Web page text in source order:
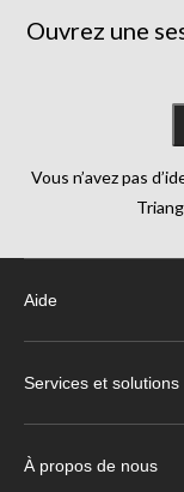
Ouvrez une
Vous n’avez pas
Aide
Services et solutions
À propos de nous